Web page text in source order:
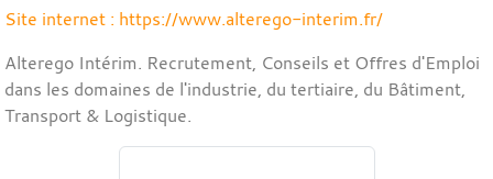
Site internet : https://www.alterego-interim.fr/
Alterego Intérim. Recrutement, Conseils et Offres d'Emploi
dans les domaines de l'industrie, du tertiaire, du Bâtiment,
Transport & Logistique.